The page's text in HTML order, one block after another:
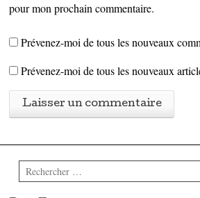
pour mon prochain commentaire.
Prévenez-moi de tous les nouveaux
Prévenez-moi de tous les nouveaux
Rechercher